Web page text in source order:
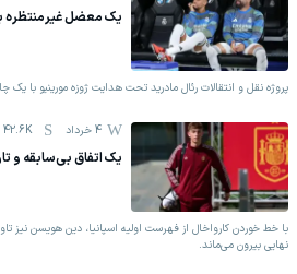
یک معضل غیرمنتظره
پروژه نقل و انتقالات رئال مادرید تحت هدایت ژوزه مورینیو
4 خرداد 42.6K
یک اتفاق بی‌سابقه و
با خط خوردن کارواخال از فهرست اولیه اسپانیا، دین هویسن نیز
نهایی بیرون می‌ماند.